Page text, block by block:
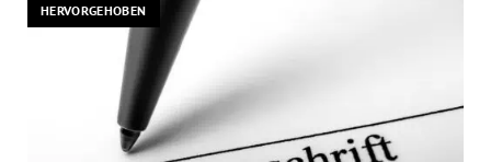
HERVORGEHOBEN